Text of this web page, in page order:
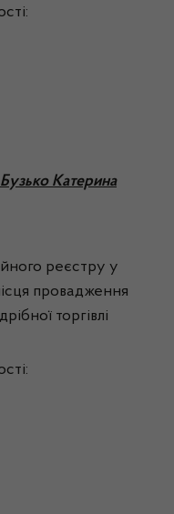
Катерина
реєстру у
провадження
торгівлі